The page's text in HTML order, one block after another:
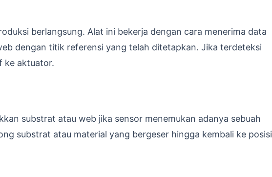
berlangsung. Alat ini bekerja dengan cara menerima data
dengan titik referensi yang telah ditetapkan. Jika terdeteksi
ke aktuator.
substrat atau web jika sensor menemukan adanya sebuah
substrat atau material yang bergeser hingga kembali ke posisi